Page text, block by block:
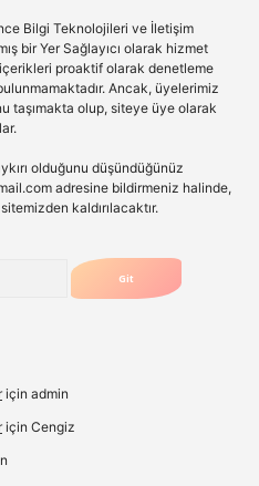
Bilgi Teknolojileri ve İletişim
bir Yer Sağlayıcı olarak hizmet
proaktif olarak denetleme
Ancak, üyelerimiz
taşımakta olup, siteye üye olarak
olduğunu düşündüğünüz
adresine bildirmeniz halinde,
kaldırılacaktır.
için admin
için Cengiz